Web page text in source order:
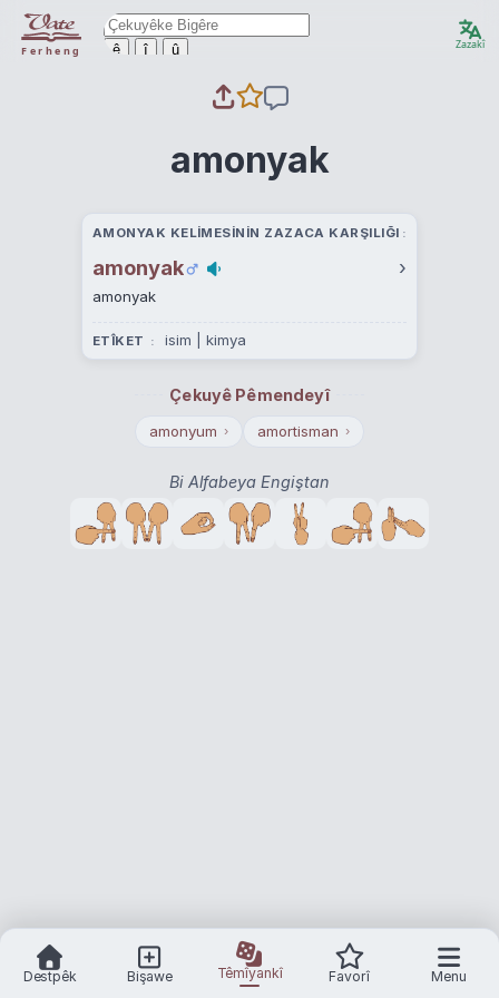
Ferheng ê î û Zazakî
amonyak
AMONYAK KELIMESININ ZAZACA KARŞILIĞI
amonyak ›
amonyak
ETÎKET isim | kimya
Çekuyê Pêmendeyî
amonyum › amortisman ›
Bi Alfabeya Engiştan
Destpêk Bişawe Têmîyankî Favorî Menu